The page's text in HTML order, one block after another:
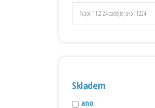
Skladem
ano